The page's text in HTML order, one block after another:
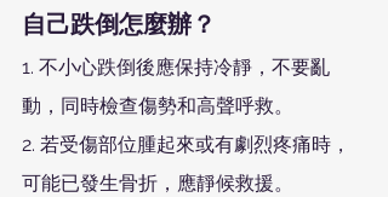
自己跌倒怎麼辦？
1. 不小心跌倒後應保持冷靜，不要亂
動，同時檢查傷勢和高聲呼救。
2. 若受傷部位腫起來或有劇烈疼痛時，
可能已發生骨折，應靜候救援。